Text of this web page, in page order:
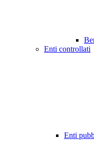
Enti controllati
Enti